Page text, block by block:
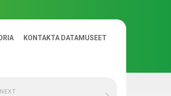
KONTAKTA DATAMUSEET
NEXT